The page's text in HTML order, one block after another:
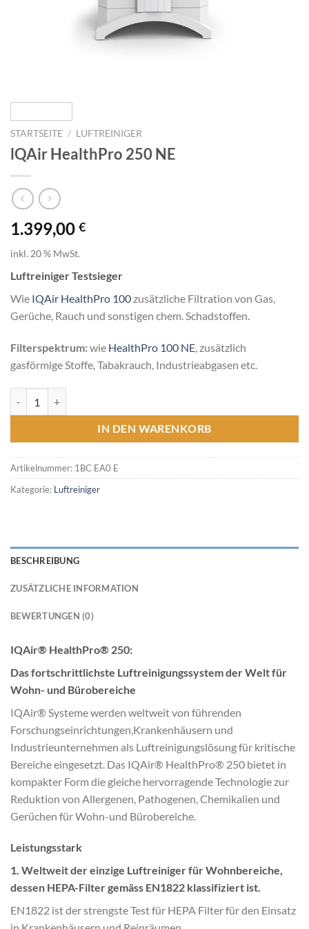
STARTSEITE / LUFTREINIGER
lQAir HealthPro 250 NE
1.399,00 €
inkl. 20 % MwSt.
Luftreiniger Testsieger
Wie IQAir HealthPro 100zusätzliche Filtration von Gas,
Gerüche, Rauch und sonstigen chem. Schadstoffen.
Filterspektrum:wie HealthPro 100 NE, zusätzlich
gasförmige Stoffe, Tabakrauch, Industrieabgasen etc.
IN DEN WARENKORB
Artikelnummer: 1BC EA0 E
Kategorie: Luftreiniger
BESCHREIBUNG
ZUSÄTZLICHE INFORMATION
BEWERTUNGEN (0)
IQAir® HealthPro® 250:
Das fortschrittlichste Luftreinigungssystem der Welt für
Wohn- und Bürobereiche
IQAir® Systeme werden weltweit von führenden
Forschungseinrichtungen,Krankenhäusern und
Industrieunternehmen als Luftreinigungslösung für kritische
Bereiche eingesetzt. Das IQAir® HealthPro® 250 bietet in
kompakter Form die gleiche hervorragende Technologie zur
Reduktion von Allergenen, Pathogenen, Chemikalien und
Gerüchen für Wohn-und Bürobereiche.
Leistungsstark
1. Weltweit der einzige Luftreiniger für Wohnbereiche,
dessen HEPA-Filter gemäss EN1822 klassifiziert ist.
EN1822 ist der strengste Test für HEPA Filter für den Einsatz